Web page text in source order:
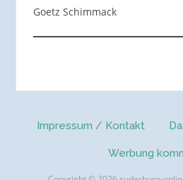
Goetz Schimmack
Impressum / Kontakt
Werbung